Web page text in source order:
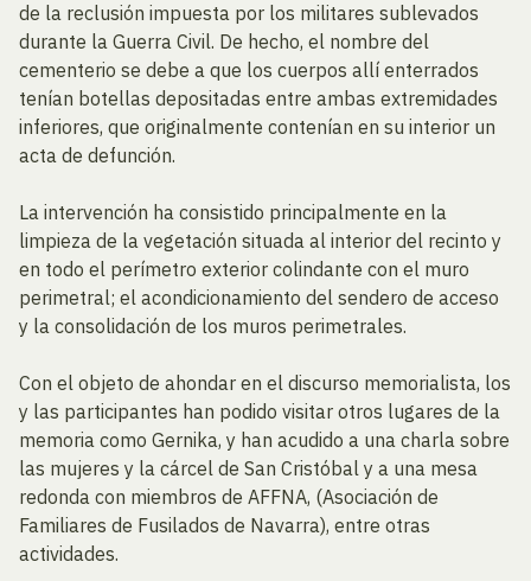
de la reclusión impuesta por los militares sublevados
durante la Guerra Civil. De hecho, el nombre del
cementerio se debe a que los cuerpos allí enterrados
tenían botellas depositadas entre ambas extremidades
inferiores, que originalmente contenían en su interior un
acta de defunción.
La intervención ha consistido principalmente en la
limpieza de la vegetación situada al interior del recinto y
en todo el perímetro exterior colindante con el muro
perimetral; el acondicionamiento del sendero de acceso
y la consolidación de los muros perimetrales.
Con el objeto de ahondar en el discurso memorialista, los
y las participantes han podido visitar otros lugares de la
memoria como Gernika, y han acudido a una charla sobre
las mujeres y la cárcel de San Cristóbal y a una mesa
redonda con miembros de AFFNA, (Asociación de
Familiares de Fusilados de Navarra), entre otras
actividades.